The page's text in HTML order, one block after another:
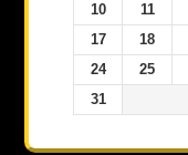
10
11
17
18
24
25
31